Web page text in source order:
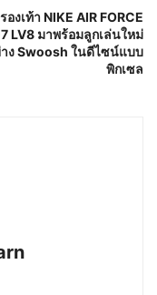
องเท้า NIKE AIR FORCE
LV8 มาพร้อมลูกเล่นใหม่
าง Swoosh ในดีไซน์แบบ
พิกเซล